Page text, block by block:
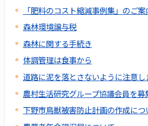
「肥料のコスト縮減事例集」のご案
森林環境譲与税
森林に関する手続き
体調管理は食事から
道路に泥を落とさないように注意し
農村生活研究グループ協議会員を募
下野市鳥獣被害防止計画の作成につ